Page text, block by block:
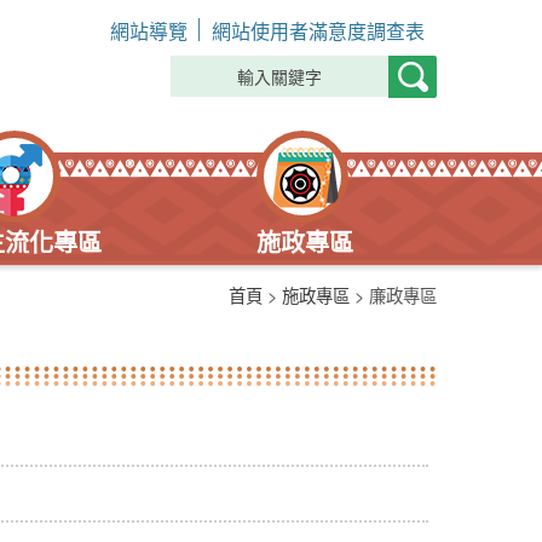
網站導覽 網站使用者滿意度調查表
化專區 施政專區
首頁 > 施政專區 > 廉政專區